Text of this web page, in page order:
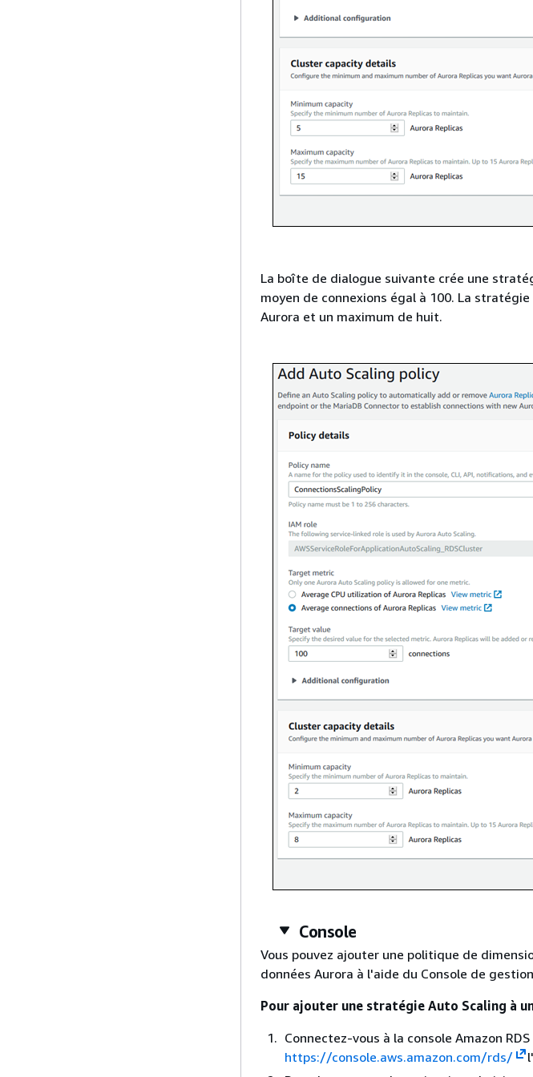
La boîte de dialogue suivante crée une
moyen de connexions égal à 100. La
Aurora et un maximum de huit.
Console
Vous pouvez ajouter une politique de
données Aurora à l'aide du Console de gestion
Pour ajouter une stratégie Auto Scaling à
Connectez-vous à la console Amazon
https://console.aws.amazon.com/rds/